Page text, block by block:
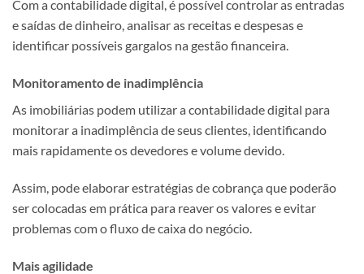
Com a contabilidade digital, é possível controlar as entradas
e saídas de dinheiro, analisar as receitas e despesas e
identificar possíveis gargalos na gestão financeira.
Monitoramento de inadimplência
As imobiliárias podem utilizar a contabilidade digital para
monitorar a inadimplência de seus clientes, identificando
mais rapidamente os devedores e volume devido.
Assim, pode elaborar estratégias de cobrança que poderão
ser colocadas em prática para reaver os valores e evitar
problemas com o fluxo de caixa do negócio.
Mais agilidade